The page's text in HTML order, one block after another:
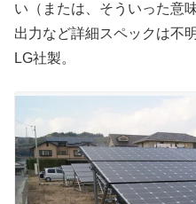
い（または、そういった意
出力など詳細スペックは不
LG社製。